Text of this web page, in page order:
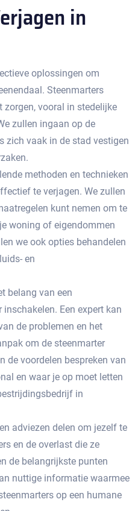
in
oplossingen om
Steenmarters
vooral in stedelijke
zullen ingaan op de
zich vaak in de stad vestigen
methoden en technieken
te verjagen.​ We zullen
kunt nemen om te
woning of eigendommen
we ook opties behandelen
en
belang van een
Een expert kan
de problemen en het
om de steenmarter
de voordelen bespreken van
en waar je op moet letten
in
adviezen delen om jezelf te
en de overlast die ze
de belangrijkste punten
nuttige informatie waarmee
op een humane